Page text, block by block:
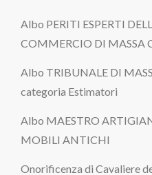
Albo PERITI ESPERTI
COMMERCIO DI MASSA
Albo TRIBUNALE DI
categoria Estimatori
Albo MAESTRO
MOBILI ANTICHI
Onorificenza di Cavaliere